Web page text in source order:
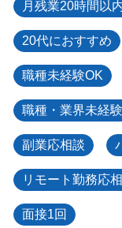
月残業20時間以
20代におすすめ
職種未経験OK
職種・業界未経
副業応相談
リモート勤務応
面接1回